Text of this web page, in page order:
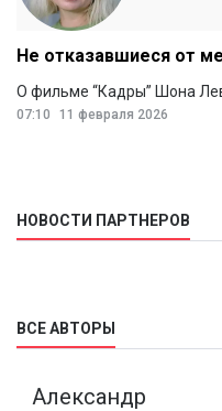
Не отказавшиеся от
О фильме “Кадры” Шона
07:10 11 февраля 2026
НОВОСТИ ПАРТНЕРОВ
ВСЕ АВТОРЫ
Александр